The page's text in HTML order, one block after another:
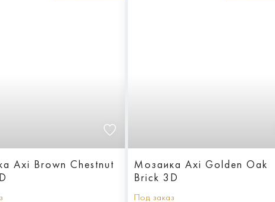
Axi Brown Chestnut
Мозаика Axi Golden Oak
Brick 3D
Под заказ